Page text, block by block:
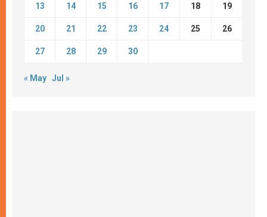
13 14 15 16 17 18 19
20 21 22 23 24 25 26
27 28 29 30
« May Jul »